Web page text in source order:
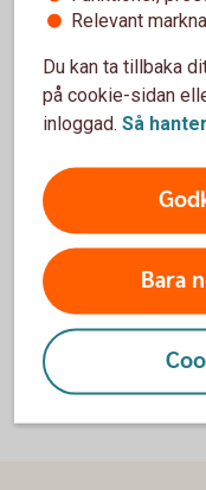
Folksam
0771-968 636
Relevant
Du kan ta tillbaka
på cookie-sidan
inloggad. Så
Bara